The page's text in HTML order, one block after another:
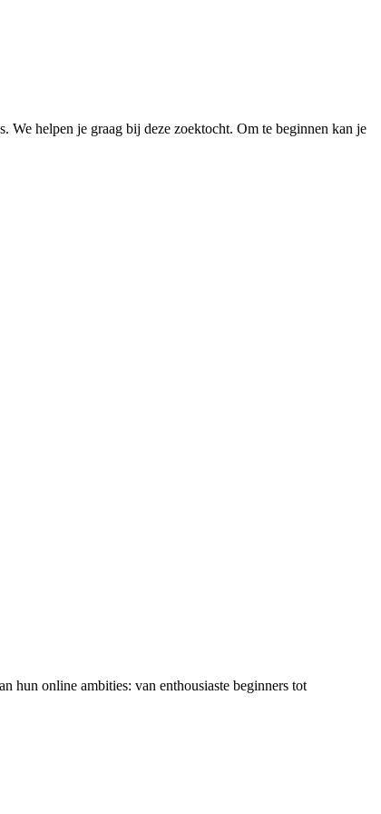
We helpen je graag bij deze zoektocht. Om te beginnen kan je
hun online ambities: van enthousiaste beginners tot